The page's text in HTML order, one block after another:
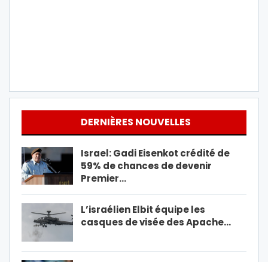
DERNIÈRES NOUVELLES
Israel: Gadi Eisenkot crédité de
59% de chances de devenir
Premier…
L’israélien Elbit équipe les
casques de visée des Apache…